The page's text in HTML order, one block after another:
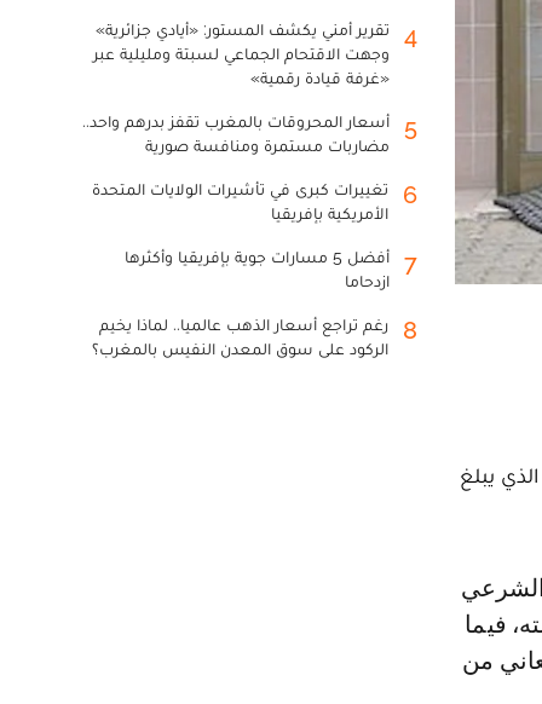
الذي يبلغ
فيما
من
4
تقرير أمني يكشف المستور: «أيادي جزائرية»
وجهت الاقتحام الجماعي لسبتة ومليلية عبر
«غرفة قيادة رقمية»
5
أسعار المحروقات بالمغرب تقفز بدرهم واحد..
مضاربات مستمرة ومنافسة صورية
6
تغييرات كبرى في تأشيرات الولايات المتحدة
الأمريكية بإفريقيا
7
أفضل 5 مسارات جوية بإفريقيا وأكثرها
ازدحاما
8
رغم تراجع أسعار الذهب عالميا.. لماذا يخيم
الركود على سوق المعدن النفيس بالمغرب؟